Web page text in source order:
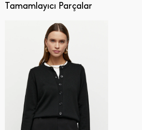
Tamamlayıcı Parçalar